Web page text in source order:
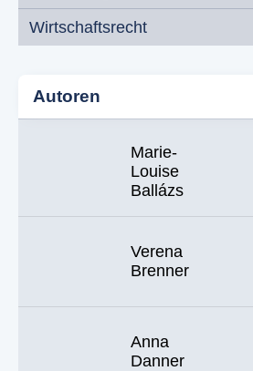
Wirtschaftsrecht
Autoren
Marie-
Louise
Ballázs
Verena
Brenner
Anna
Danner